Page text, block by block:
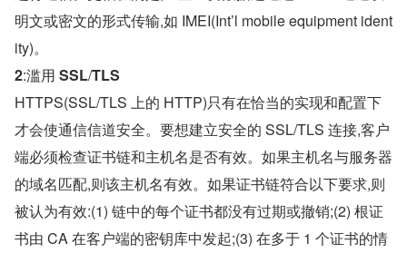
明文或密文的形式传输,如 IMEI(Int’l mobile equipment ident
ity)。
2:滥用 SSL/TLS
HTTPS(SSL/TLS 上的 HTTP)只有在恰当的实现和配置下
才会使通信信道安全。要想建立安全的 SSL/TLS 连接,客户
端必须检查证书链和主机名是否有效。如果主机名与服务器
的域名匹配,则该主机名有效。如果证书链符合以下要求,则
被认为有效:(1) 链中的每个证书都没有过期或撤销;(2) 根证
书由 CA 在客户端的密钥库中发起;(3) 在多于 1 个证书的情